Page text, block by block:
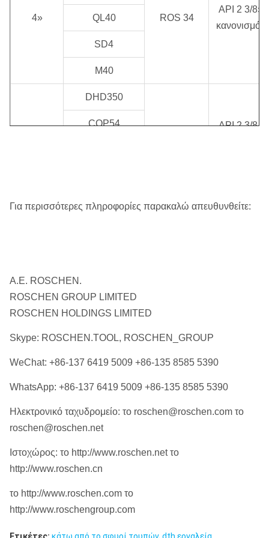
4» ROS 34
API 2 3/8»
κανονισμός
QL40
SD4
M40
DHD350
API 2 3/8 "
COP54
M50
6»
SD6
M60
DHD380
ROS 82
ROS 84
API 4 1/2»
κανονισμός
COP84
QL80
10»
SD10
Numa100
Για περισσότερες πληροφορίες παρακαλώ απευθυνθείτε:
Α.Ε. ROSCHEN.
ROSCHEN GROUP LIMITED
ROSCHEN HOLDINGS LIMITED
Skype: ROSCHEN.TOOL, ROSCHEN_GROUP
WeChat: +86-137 6419 5009 +86-135 8585 5390
WhatsApp: +86-137 6419 5009 +86-135 8585 5390
Ηλεκτρονικό ταχυδρομείο: το roschen@roschen.com το
roschen@roschen.net
Ιστοχώρος: το http://www.roschen.net το
http://www.roschen.cn
το http://www.roschen.com το
http://www.roschengroup.com